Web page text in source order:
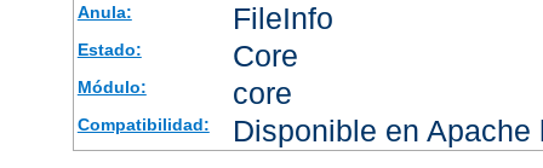
Anula: FileInfo
Estado: Core
Módulo: core
Compatibilidad: Disponible en